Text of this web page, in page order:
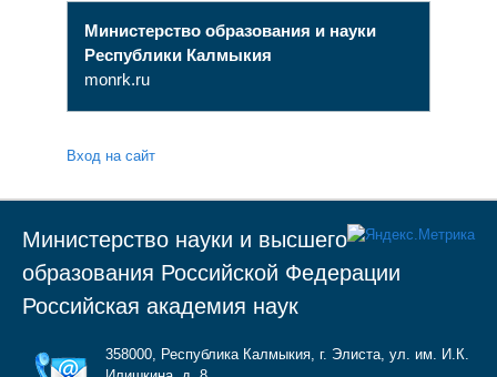
Министерство образования и науки
Республики Калмыкия
monrk.ru
Вход на сайт
Министерство науки и высшего
образования Российской Федерации
Российская академия наук
358000, Республика Калмыкия, г. Элиста, ул. им. И.К.